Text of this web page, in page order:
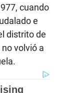
cuando
e
distrito de
volvió a